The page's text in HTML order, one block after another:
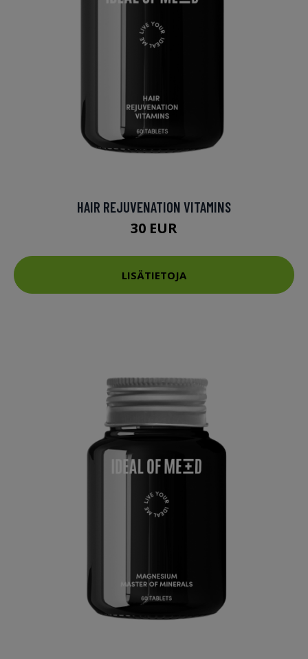
HAIR REJUVENATION VITAMINS
30 EUR
LISÄTIETOJA